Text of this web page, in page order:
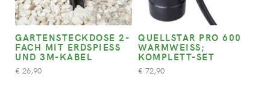
GARTENSTECKDOSE 2-
FACH MIT ERDSPIESS U
ND 3M-KABEL
€ 26,90
QUELLSTAR PRO 600
WARMWEISS; K
OMPLETT-SET
€ 72,90